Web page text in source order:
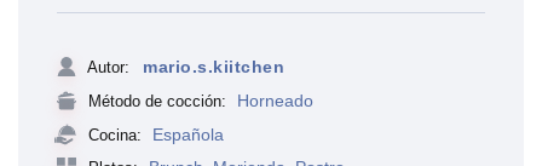
Autor: mario.s.kiitchen
Método de cocción: Horneado
Cocina: Española